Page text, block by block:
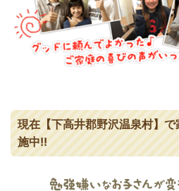
現在【下高井郡野沢温泉村】
施中!!